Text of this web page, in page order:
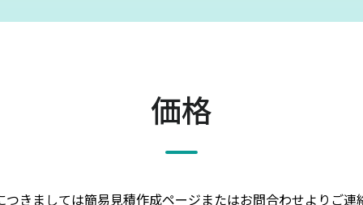
価格
つきましては簡易見積作成ページまたはお問合わせよりご連